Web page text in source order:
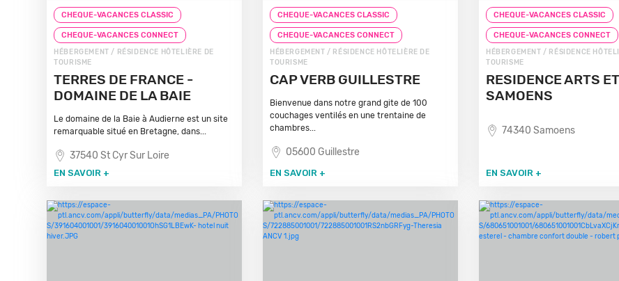
CHEQUE-VACANCES CLASSIC
CHEQUE-VACANCES CONNECT
HÉBERGEMENT / RÉSIDENCE HÔTELIÈRE DE
TOURISME
TERRES DE FRANCE -
DOMAINE DE LA BAIE
Le domaine de la Baie à Audierne est un site
remarquable situé en Bretagne, dans...
37540 St Cyr Sur Loire
EN SAVOIR +
CHEQUE-VACANCES CLASSIC
CHEQUE-VACANCES CONNECT
HÉBERGEMENT / RÉSIDENCE HÔTELIÈRE DE
TOURISME
CAP VERB GUILLESTRE
Bienvenue dans notre grand gite de 100
couchages ventilés en une trentaine de
chambres...
05600 Guillestre
EN SAVOIR +
CHEQUE-VACANCES CLASSIC
CHEQUE-VACANCES CONNECT
HÉBERGEMENT / RÉSIDENCE
TOURISME
RESIDENCE ARTS
SAMOENS
74340 Samoens
EN SAVOIR +